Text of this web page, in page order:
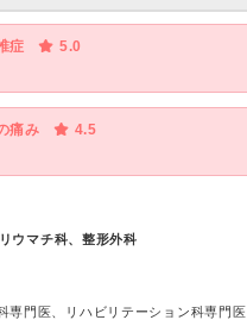
症
5.0
痛み
4.5
ウマチ科、整形外科
専門医、リハビリテーション科専門医